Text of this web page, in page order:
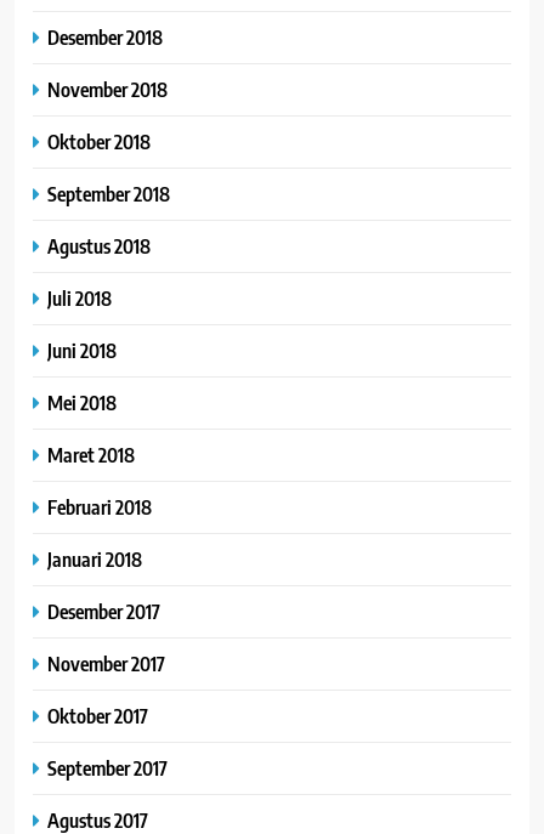
Desember 2018
November 2018
Oktober 2018
September 2018
Agustus 2018
Juli 2018
Juni 2018
Mei 2018
Maret 2018
Februari 2018
Januari 2018
Desember 2017
November 2017
Oktober 2017
September 2017
Agustus 2017